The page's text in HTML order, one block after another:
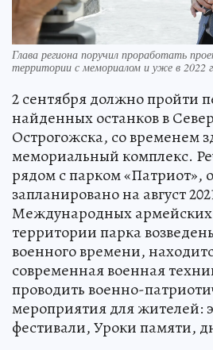
Глава региона поручил проработать
территории с мемориалом и уже в 2022
2 сентября должно пройти
найденных останков в
Острогожска, со временем
мемориальный комплекс.
рядом с парком «Патриот»,
запланировано на август
Международных
территории парка
военного времени,
современная военная
проводить военно-
мероприятия для жителей:
фестивали, Уроки памяти,